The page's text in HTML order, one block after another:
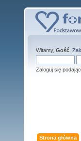
Witamy, Gość
Zaloguj się
Strona główna